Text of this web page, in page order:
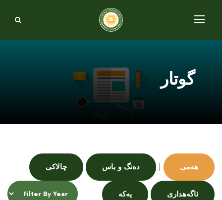
گوتار
هەمی | دەنگ و باس چالاکی
ئاگەهداری یەکە